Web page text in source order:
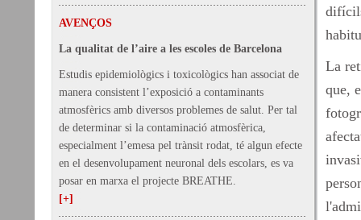
AVENÇOS
La qualitat de l’aire a les escoles de Barcelona
Estudis epidemiològics i toxicològics han associat de
manera consistent l’exposició a contaminants
atmosfèrics amb diversos problemes de salut. Per tal
de determinar si la contaminació atmosfèrica,
especialment l’emesa pel trànsit rodat, té algun efecte
en el desenvolupament neuronal dels escolars, es va
posar en marxa el projecte BREATHE.
[+]
La
que,